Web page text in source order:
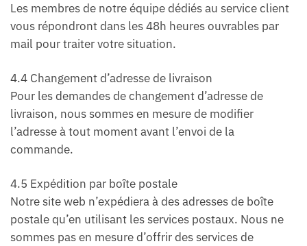
Les membres de notre équipe dédiés au service client
vous répondront dans les 48h heures ouvrables par
mail pour traiter votre situation.
4.4 Changement d’adresse de livraison
Pour les demandes de changement d’adresse de
livraison, nous sommes en mesure de modifier
l’adresse à tout moment avant l’envoi de la
commande.
4.5 Expédition par boîte postale
Notre site web n’expédiera à des adresses de boîte
postale qu’en utilisant les services postaux. Nous ne
sommes pas en mesure d’offrir des services de